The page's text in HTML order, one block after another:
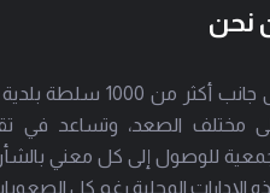
نحن
إلى جانب أكثر من
مختلف الصعد، وتساعد في
للوصول إلى كل معني
الإدارات المحلية رغم كل